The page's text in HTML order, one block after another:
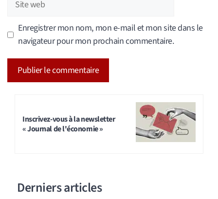
web
Enregistrer mon nom, mon e-mail et mon site dans le
navigateur pour mon prochain commentaire.
Inscrivez-vous à la newsletter
« Journal de l'économie »
Derniers articles